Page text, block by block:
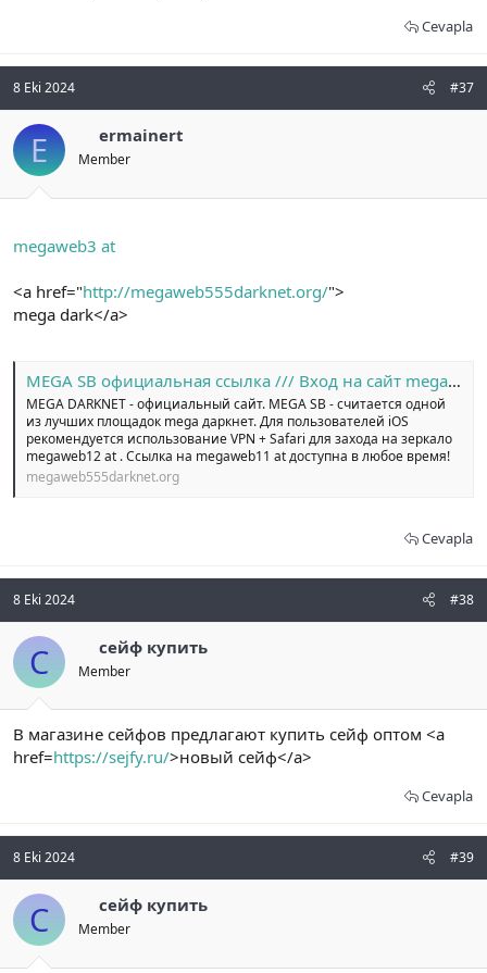
Cevapla
8 Eki 2024 #37
E ermainert
Member
megaweb3 at
<a href="http://megaweb555darknet.org/">
mega dark</a>
MEGA SB официальная ссылка /// Вход на сайт megaweb14 at
MEGA DARKNET - официальный сайт. MEGA SB - считается одной
из лучших площадок mega даркнет. Для пользователей iOS
рекомендуется использование VPN + Safari для захода на зеркало
megaweb12 at . Ссылка на megaweb11 at доступна в любое время!
megaweb555darknet.org
Cevapla
8 Eki 2024 #38
С сейф купить
Member
В магазине сейфов предлагают купить сейф оптом <a
href=https://sejfy.ru/>новый сейф</a>
Cevapla
8 Eki 2024 #39
С сейф купить
Member